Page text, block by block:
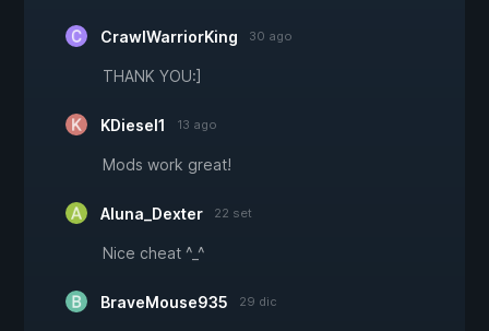
CrawlWarriorKing 30 ago
THANK YOU:]
KDiesel1 13 ago
Mods work great!
Aluna_Dexter 22 set
Nice cheat ^_^
BraveMouse935 29 dic